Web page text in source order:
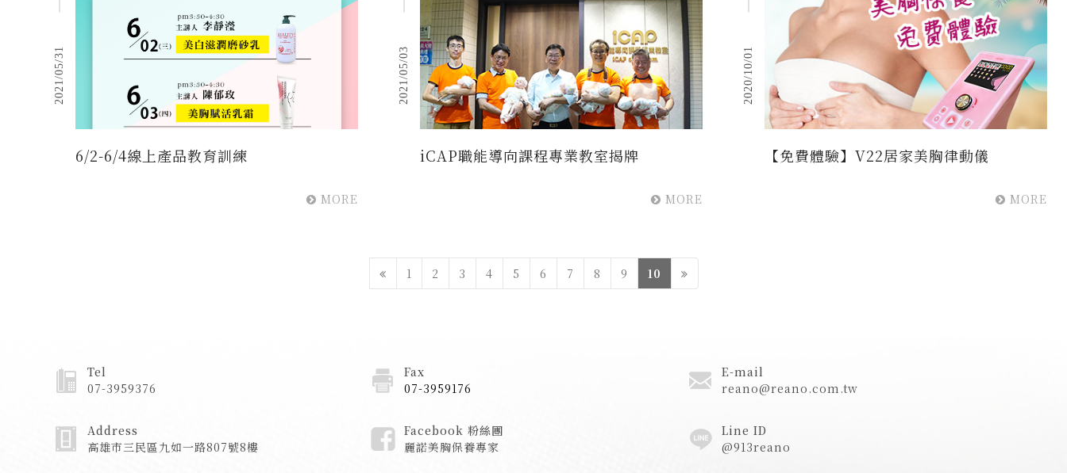
2021/05/31
6/2-6/4線上產品教育訓練
MORE
2021/05/03
iCAP職能導向課程專業教室揭牌
MORE
2020/10/01
【免費體驗】V22居家美胸律動儀
MORE
1 2 3 4 5 6 7 8 9 10
Tel
07-3959376
Fax
07-3959176
E-mail
reano@reano.com.tw
Address
高雄市三民區九如一路807號8樓
Facebook 粉絲團
麗諾美胸保養專家
Line ID
@913reano